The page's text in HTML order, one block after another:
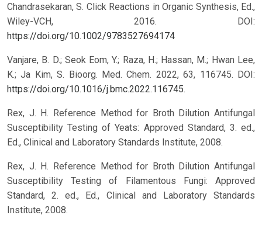
Chandrasekaran, S. Click Reactions in Organic Synthesis, Ed.,
Wiley-VCH, 2016. DOI:
https://doi.org/10.1002/9783527694174
Vanjare, B. D.; Seok Eom, Y.; Raza, H.; Hassan, M.; Hwan Lee,
K.; Ja Kim, S. Bioorg. Med. Chem. 2022, 63, 116745. DOI:
https://doi.org/10.1016/j.bmc.2022.116745.
Rex, J. H. Reference Method for Broth Dilution Antifungal
Susceptibility Testing of Yeats: Approved Standard, 3. ed.,
Ed., Clinical and Laboratory Standards Institute, 2008.
Rex, J. H. Reference Method for Broth Dilution Antifungal
Susceptibility Testing of Filamentous Fungi: Approved
Standard, 2. ed., Ed., Clinical and Laboratory Standards
Institute, 2008.